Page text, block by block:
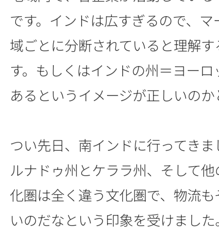
です。インドは広すぎるので、
域ごとに分断されていると理解
す。もしくはインドの州＝ヨー
あるというイメージが正しいの
つい先日、南インドに行ってき
ルナドゥ州とケララ州、そして
化圏は全く違う文化圏で、物流
いのだなという印象を受けまし